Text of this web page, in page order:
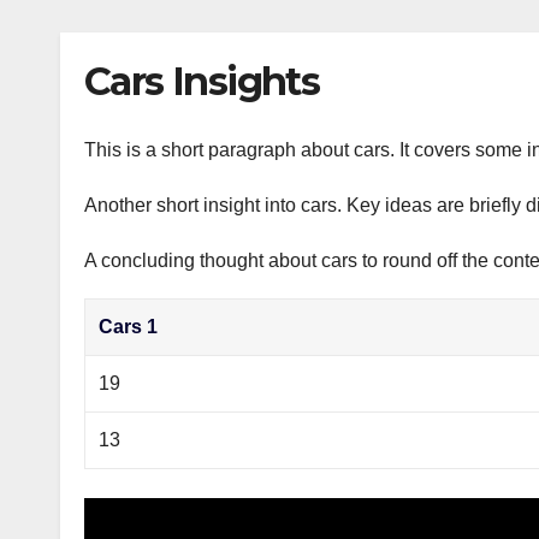
Cars Insights
This is a short paragraph about cars. It covers some
Another short insight into cars. Key ideas are briefly
A concluding thought about cars to round off the
Cars 1
19
13